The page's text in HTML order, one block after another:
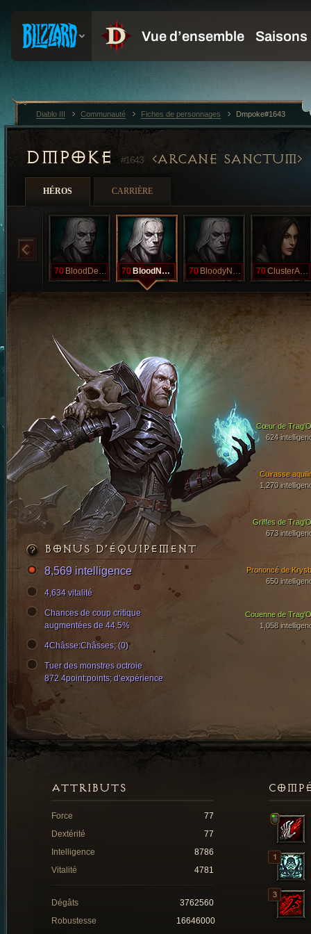
DMPOKE #1643 ARCANE SANCTUM
HÉROS CARRIÈRE
70 BloodDeath 70 BloodNova 70 BloodyNova 70 ClusterArrow
Cuirasse
1,270
Griffes de
673
Cœur de
624
Couenne de
1,058
Prononcé de
650
BONUS D’ÉQUIPEMENT
8,569 intelligence
4,634 vitalité
Chances de coup critique
augmentées de 44.5%
4Châsse:Châsses; (0)
Tuer des monstres octroie
872 4point:points; d’expérience
ATTRIBUTS
Force
77
Dextérité
77
Intelligence
8786
Vitalité
4781
Dégâts
3762560
Robustesse
16646000
Diablo III Communauté Fiches de personnages Dmpoke#1643